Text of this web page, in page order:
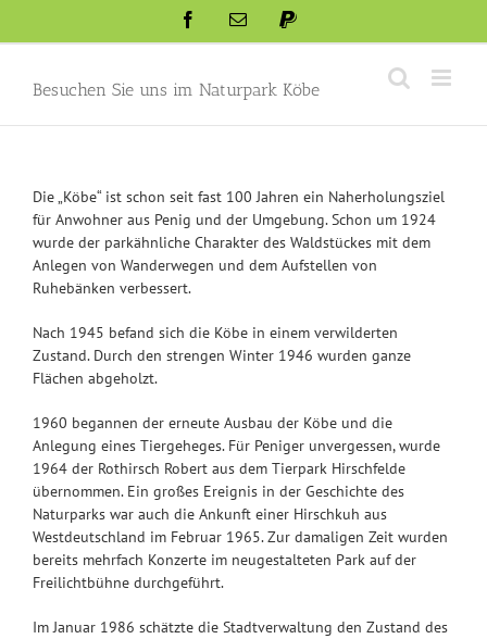
FacebookEmail Paypal
Besuchen Sie uns im Naturpark Köbe
Die „Köbe“ ist schon seit fast 100 Jahren ein Naherholungsziel
für Anwohner aus Penig und der Umgebung. Schon um 1924
wurde der parkähnliche Charakter des Waldstückes mit dem
Anlegen von Wanderwegen und dem Aufstellen von
Ruhebänken verbessert.
Nach 1945 befand sich die Köbe in einem verwilderten
Zustand. Durch den strengen Winter 1946 wurden ganze
Flächen abgeholzt.
1960 begannen der erneute Ausbau der Köbe und die
Anlegung eines Tiergeheges. Für Peniger unvergessen, wurde
1964 der Rothirsch Robert aus dem Tierpark Hirschfelde
übernommen. Ein großes Ereignis in der Geschichte des
Naturparks war auch die Ankunft einer Hirschkuh aus
Westdeutschland im Februar 1965. Zur damaligen Zeit wurden
bereits mehrfach Konzerte im neugestalteten Park auf der
Freilichtbühne durchgeführt.
Im Januar 1986 schätzte die Stadtverwaltung den Zustand des